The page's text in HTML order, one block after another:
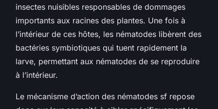
insectes nuisibles responsables de dommages
importants aux racines des plantes. Une fois à
l’intérieur de ces hôtes, les nématodes libèrent des
bactéries symbiotiques qui tuent rapidement la
larve, permettant aux nématodes de se reproduire
à l’intérieur.
Le mécanisme d’action des nématodes sf repose